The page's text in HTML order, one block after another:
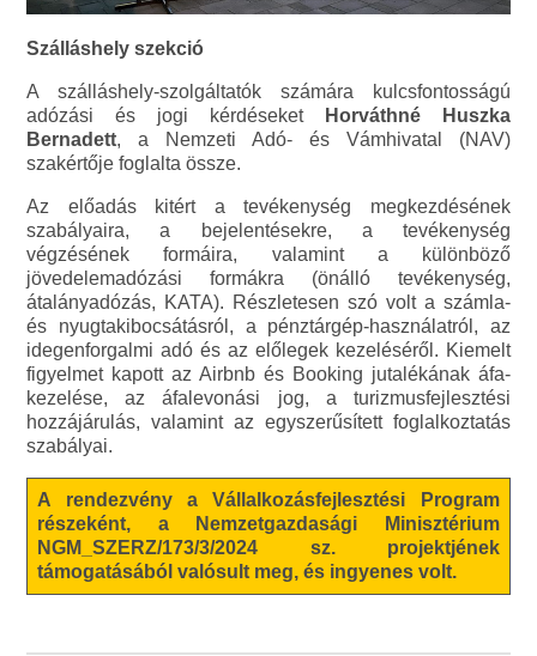
Szálláshely szekció
A szálláshely-szolgáltatók számára kulcsfontosságú
adózási és jogi kérdéseket
Horváthné Huszka
Bernadett, a Nemzeti Adó- és Vámhivatal (NAV)
szakértője foglalta össze.
Az előadás kitért a tevékenység megkezdésének
szabályaira, a bejelentésekre, a tevékenység
végzésének formáira, valamint a különböző
jövedelemadózási formákra (önálló tevékenység,
átalányadózás, KATA). Részletesen szó volt a számla-
és nyugtakibocsátásról, a pénztárgép-használatról, az
idegenforgalmi adó és az előlegek kezeléséről. Kiemelt
figyelmet kapott az Airbnb és Booking jutalékának áfa-
kezelése, az áfalevonási jog, a turizmusfejlesztési
hozzájárulás, valamint az egyszerűsített foglalkoztatás
szabályai.
A rendezvény a Vállalkozásfejlesztési Program
részeként, a Nemzetgazdasági Minisztérium
NGM_SZERZ/173/3/2024 sz. projektjének
támogatásából valósult meg, és ingyenes volt.